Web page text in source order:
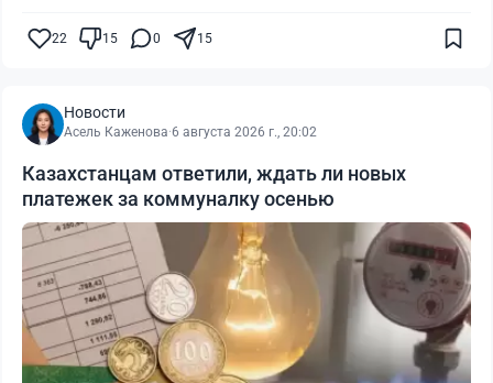
22 15 0 15
Новости
Асель Каженова·6 августа 2026 г., 20:02
Казахстанцам ответили, ждать ли новых
платежек за коммуналку осенью